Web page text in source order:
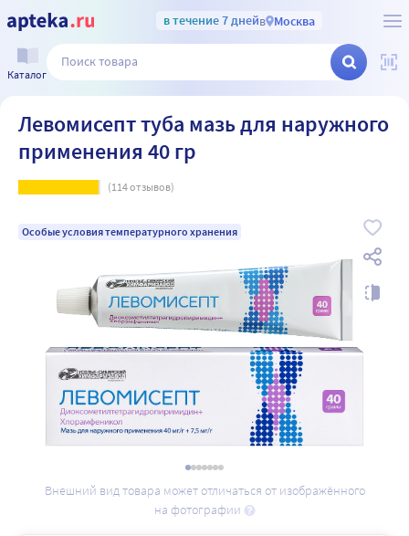
в течение 7 днейв Москва
Каталог
Левомисепт туба мазь для наружного
применения 40 гр
(114отзывов)
Особые условия температурного хранения
Внешний вид товара может отличаться от изображённого
на фотографии